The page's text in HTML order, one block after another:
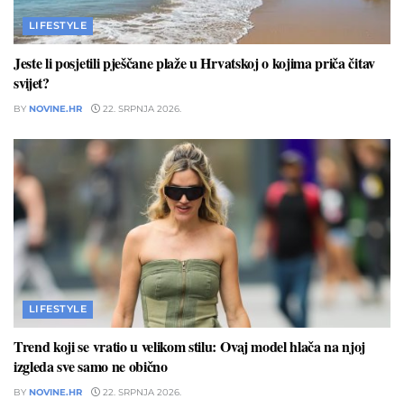
LIFESTYLE
Jeste li posjetili pješčane plaže u Hrvatskoj o kojima priča čitav
svijet?
BY NOVINE.HR 22. SRPNJA 2026.
LIFESTYLE
Trend koji se vratio u velikom stilu: Ovaj model hlača na njoj
izgleda sve samo ne obično
BY NOVINE.HR 22. SRPNJA 2026.